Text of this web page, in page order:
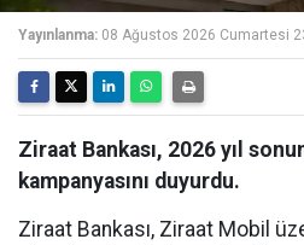
Yayınlanma: 08 Ağustos 2026 Cumartesi
Ziraat Bankası, 2026 yıl
kampanyasını duyurdu.
Ziraat Bankası, Ziraat Mobil